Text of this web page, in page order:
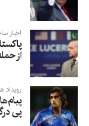
اخبار
از
رویداد
پی